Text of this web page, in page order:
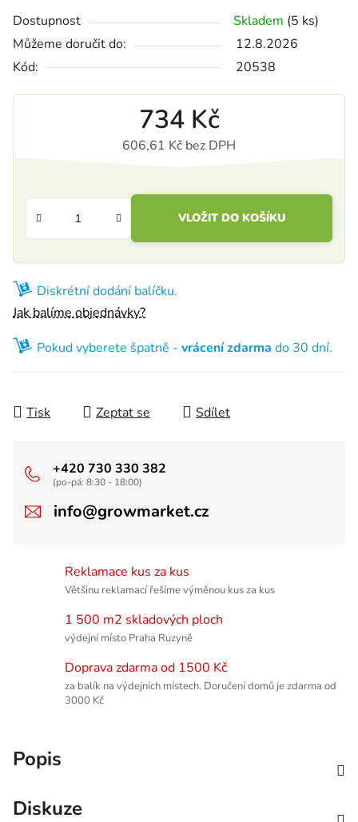
Dostupnost Skladem (5 ks)
Můžeme doručit do:
12.8.2026
Kód:
20538
734 Kč
606,61 Kč bez DPH
VLOŽIT DO KOŠÍKU
Diskrétní dodání balíčku.
Jak balíme objednávky?
Pokud vyberete špatně - vrácení zdarma do 30 dní.
Tisk Zeptat se Sdílet
+420 730 330 382
(po-pá: 8:30 - 18:00)
info@growmarket.cz
Reklamace kus za kus
Většinu reklamací řešíme výměnou kus za kus
1 500 m2 skladových ploch
výdejní místo Praha Ruzyně
Doprava zdarma od 1500 Kč
za balík na výdejních místech. Doručení domů je zdarma od
3000 Kč
Popis
Diskuze